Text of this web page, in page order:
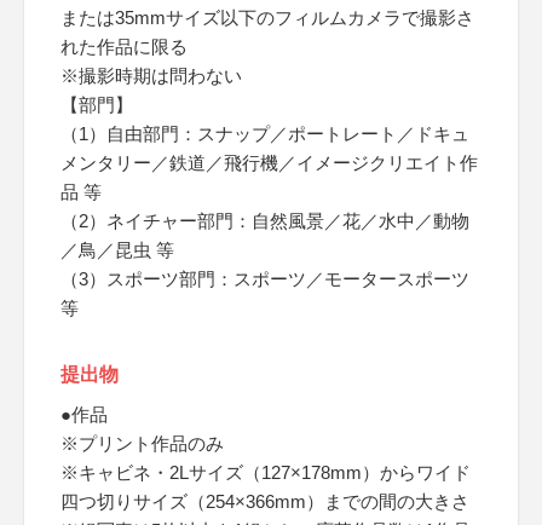
または35mmサイズ以下のフィルムカメラで撮影さ
れた作品に限る
※撮影時期は問わない
【部門】
（1）自由部門：スナップ／ポートレート／ドキュ
メンタリー／鉄道／飛行機／イメージクリエイト作
品 等
（2）ネイチャー部門：自然風景／花／水中／動物
／鳥／昆虫 等
（3）スポーツ部門：スポーツ／モータースポーツ
等
提出物
●作品
※プリント作品のみ
※キャビネ・2Lサイズ（127×178mm）からワイド
四つ切りサイズ（254×366mm）までの間の大きさ